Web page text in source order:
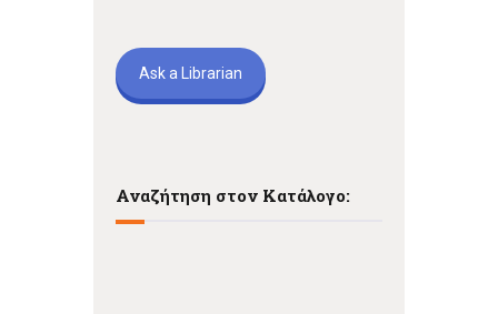
Ask a Librarian
Αναζήτηση στον Κατάλογο: